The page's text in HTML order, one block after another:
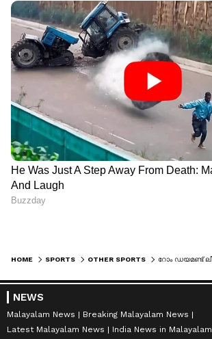
HOME SPORTS OTHER SPORTS
NEWS
Malayalam News
Breaking Malayalam News
Latest Malayalam News
India News in Malayalam